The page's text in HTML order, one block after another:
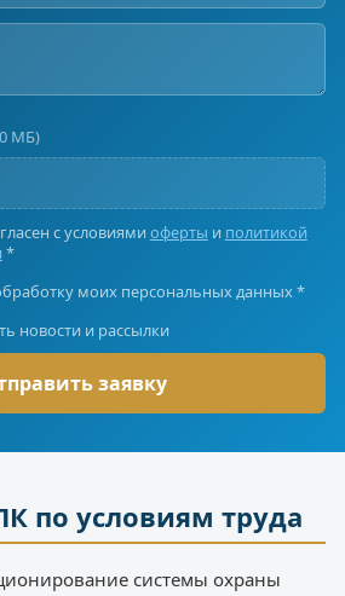
МБ)
с условиями оферты и политикой
*
моих персональных данных *
новости и рассылки
по условиям труда
системы охраны